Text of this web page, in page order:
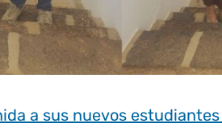
a sus nuevos